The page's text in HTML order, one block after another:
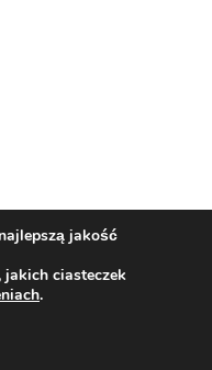
jakość
jakich ciasteczek
.
panel powiadomień o